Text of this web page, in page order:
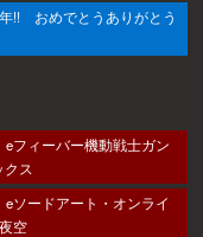
!! おめでとうありがとう
eフィーバー機動戦士ガン
ス
eソードアート・オンライ
空